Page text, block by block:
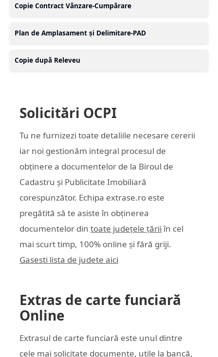
Copie Contract Vânzare-Cumpărare
Plan de Amplasament și Delimitare-PAD
Copie după Releveu
Solicitări OCPI
Tu ne furnizezi toate detaliile necesare cererii
iar noi gestionăm integral procesul de
obținere a documentelor de la Biroul de
Cadastru și Publicitate Imobiliară
corespunzător. Echipa extrase.ro este
pregătită să te asiste în obținerea
documentelor din toate județele țării în cel
mai scurt timp, 100% online și fără griji.
Gasesti lista de judete aici
Extras de carte funciară
Online
Extrasul de carte funciară este unul dintre
cele mai solicitate documente, utile la bancă,